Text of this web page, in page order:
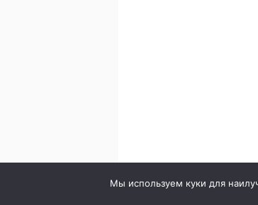
Мы используем куки для